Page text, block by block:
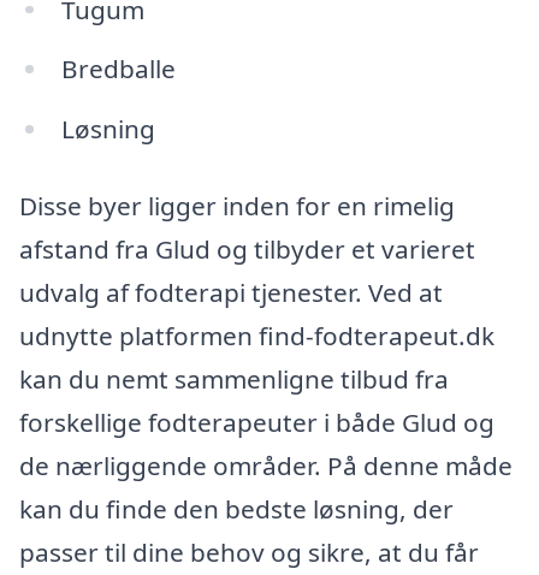
Tugum
Bredballe
Løsning
Disse byer ligger inden for en rimelig
afstand fra Glud og tilbyder et varieret
udvalg af fodterapi tjenester. Ved at
udnytte platformen find-fodterapeut.dk
kan du nemt sammenligne tilbud fra
forskellige fodterapeuter i både Glud og
de nærliggende områder. På denne måde
kan du finde den bedste løsning, der
passer til dine behov og sikre, at du får